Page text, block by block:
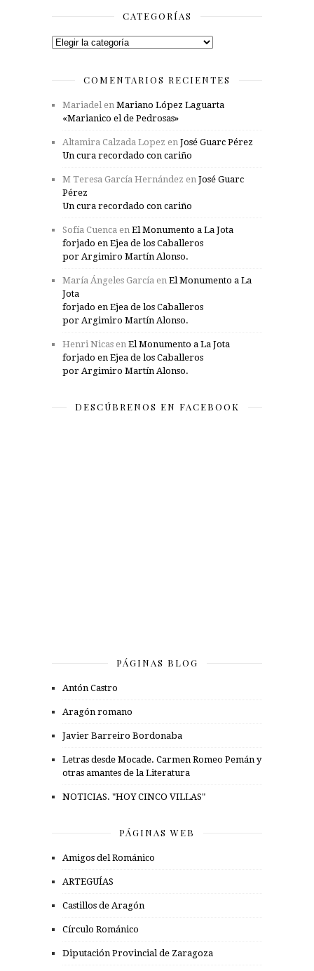
CATEGORÍAS
Categorías
COMENTARIOS RECIENTES
Mariadelen Mariano López Laguarta
«Marianico el de Pedrosas»
Altamira Calzada Lopez en José Guarc Pérez
Un cura recordado con cariño
M Teresa García Hernández en José Guarc
Pérez
Un cura recordado con cariño
Sofía Cuenca en El Monumento a La Jota
forjado en Ejea de los Caballeros
por Argimiro Martín Alonso.
María Ángeles García en El Monumento a La
Jota
forjado en Ejea de los Caballeros
por Argimiro Martín Alonso.
Henri Nicas en El Monumento a La Jota
forjado en Ejea de los Caballeros
por Argimiro Martín Alonso.
DESCÚBRENOS EN FACEBOOK
PÁGINAS BLOG
Antón Castro
Aragón romano
Javier Barreiro Bordonaba
Letras desde Mocade. Carmen Romeo Pemán y
otras amantes de la Literatura
NOTICIAS. "HOY CINCO VILLAS"
PÁGINAS WEB
Amigos del Románico
ARTEGUÍAS
Castillos de Aragón
Círculo Románico
Diputación Provincial de Zaragoza